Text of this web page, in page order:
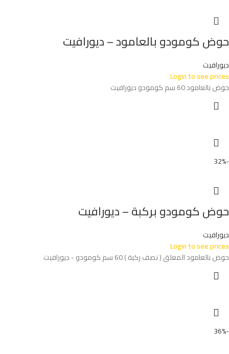
حوض كومودو بالعامود – ديورافيت
ديورافيت
Login to see prices
حوض بالعامود 60 سم كومودو ديورافيت
-32%
حوض كومودو بركبة – ديورافيت
ديورافيت
Login to see prices
حوض بالعامود المعلق ( نصف ركبة ) 60 سم كومودو - ديورافيت
-36%